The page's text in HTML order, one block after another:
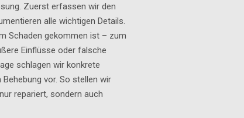
Zuerst erfassen wir den
alle wichtigen Details.
Schaden gekommen ist – zum
Einflüsse oder falsche
schlagen wir konkrete
vor. So stellen wir
repariert, sondern auch